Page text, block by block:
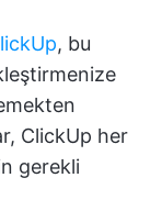
, bu
ClickUp her
gerekli